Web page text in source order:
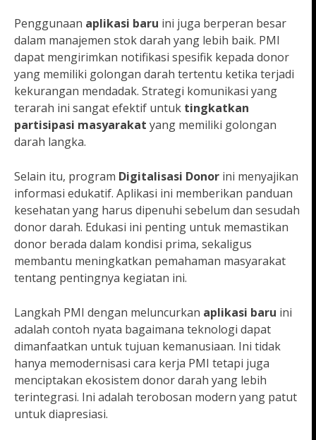
Penggunaan aplikasi baru ini juga berperan besar
dalam manajemen stok darah yang lebih baik. PMI
dapat mengirimkan notifikasi spesifik kepada donor
yang memiliki golongan darah tertentu ketika terjadi
kekurangan mendadak. Strategi komunikasi yang
terarah ini sangat efektif untuk tingkatkan
partisipasi masyarakat yang memiliki golongan
darah langka.
Selain itu, program Digitalisasi Donor ini menyajikan
informasi edukatif. Aplikasi ini memberikan panduan
kesehatan yang harus dipenuhi sebelum dan sesudah
donor darah. Edukasi ini penting untuk memastikan
donor berada dalam kondisi prima, sekaligus
membantu meningkatkan pemahaman masyarakat
tentang pentingnya kegiatan ini.
Langkah PMI dengan meluncurkan aplikasi baru ini
adalah contoh nyata bagaimana teknologi dapat
dimanfaatkan untuk tujuan kemanusiaan. Ini tidak
hanya memodernisasi cara kerja PMI tetapi juga
menciptakan ekosistem donor darah yang lebih
terintegrasi. Ini adalah terobosan modern yang patut
untuk diapresiasi.